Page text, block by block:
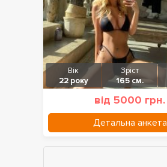
Вік
22 року
Зріст
165 см.
від 5000 грн.
Детальна анкета